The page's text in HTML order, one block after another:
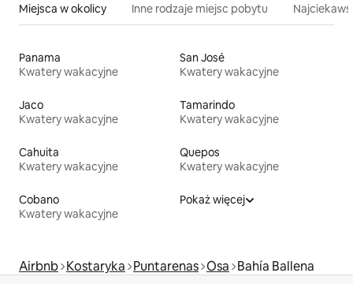
Miejsca w okolicy Inne rodzaje miejsc pobytu
Panama
Kwatery wakacyjne
San José
Kwatery wakacyjne
Jaco
Kwatery wakacyjne
Tamarindo
Kwatery wakacyjne
Cahuita
Kwatery wakacyjne
Quepos
Kwatery wakacyjne
Cobano
Kwatery wakacyjne
Pokaż więcej
Airbnb Kostaryka Puntarenas Osa Bahía Ballena